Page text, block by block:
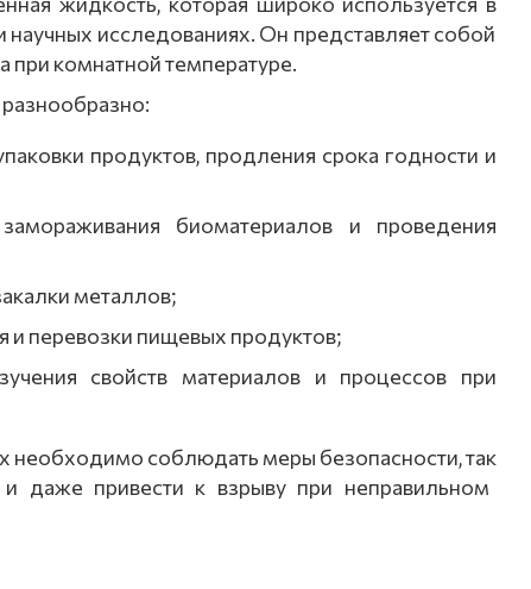
научных исследованиях. Он представляетсобой
при комнатнойтемпературе.
разнообразно:
продуктов, продления срока годности и
замораживания биоматериалов и проведения
металлов;
и перевозки пищевых продуктов;
свойств материалов и процессов при
необходимо соблюдать меры безопасности,так
и даже привести к взрывупри неправильном